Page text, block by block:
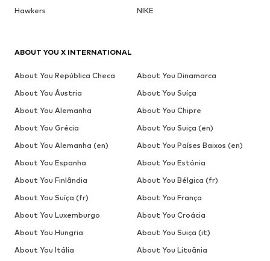
Hawkers
NIKE
ABOUT YOU X INTERNATIONAL
About You República Checa
About You Dinamarca
About You Áustria
About You Suíça
About You Alemanha
About You Chipre
About You Grécia
About You Suiça (en)
About You Alemanha (en)
About You Países Baixos (en)
About You Espanha
About You Estónia
About You Finlândia
About You Bélgica (fr)
About You Suíça (fr)
About You França
About You Luxemburgo
About You Croácia
About You Hungria
About You Suiça (it)
About You Itália
About You Lituânia